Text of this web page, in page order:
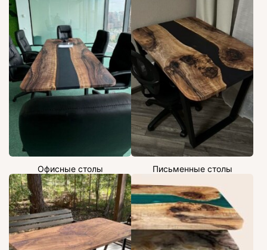
Офисные столы Письменные столы